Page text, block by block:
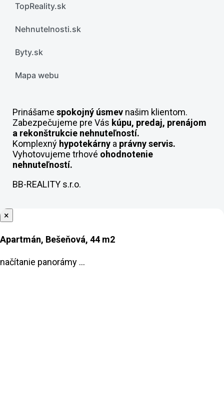
TopReality.sk
Nehnutelnosti.sk
Byty.sk
Mapa webu
Prinášame spokojný úsmev našim klientom.
Zabezpečujeme pre Vás kúpu, predaj, prenájom
a rekonštrukcie nehnuteľností.
Komplexný hypotekárny a právny servis.
Vyhotovujeme trhové ohodnotenie
nehnuteľností.
BB-REALITY s.r.o.
×
Apartmán, Bešeňová, 44 m2
načítanie panorámy ...